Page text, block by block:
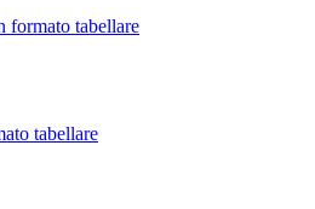
formato tabellare
tabellare